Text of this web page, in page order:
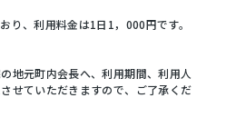
り、利用料金は1日1，000円です。
地元町内会長へ、利用期間、利用人
せていただきますので、ご了承くだ